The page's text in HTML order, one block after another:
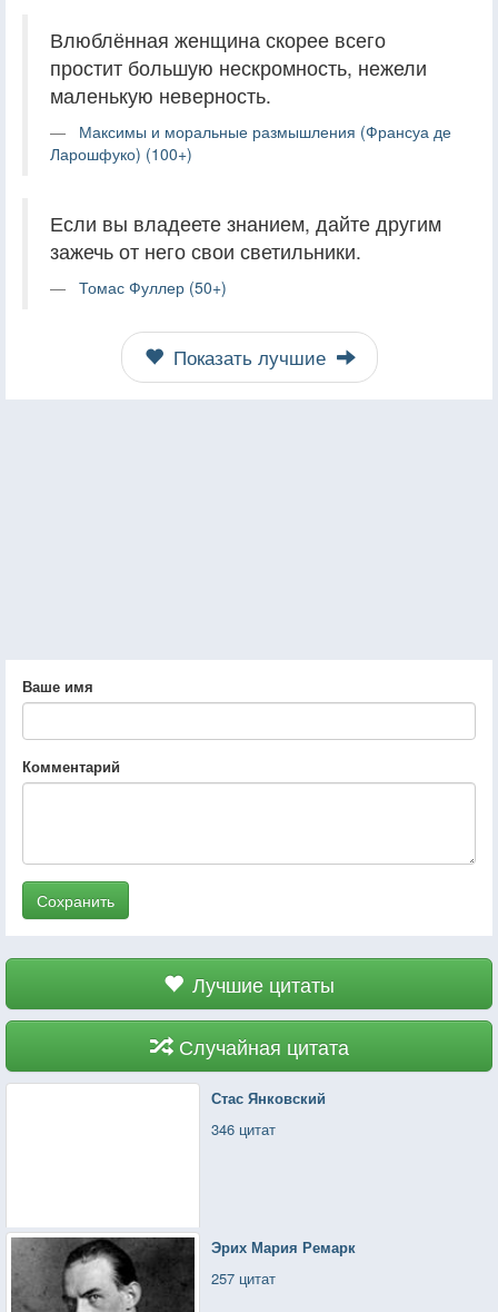
Влюблённая женщина скорее всего
простит большую нескромность, нежели
маленькую неверность.
Максимы и моральные размышления (Франсуа де
Ларошфуко) (100+)
Если вы владеете знанием, дайте другим
зажечь от него свои светильники.
Томас Фуллер (50+)
Показать лучшие
Ваше имя
Комментарий
Сохранить
Лучшие цитаты
Случайная цитата
Стас Янковский
346 цитат
Эрих Мария Ремарк
257 цитат